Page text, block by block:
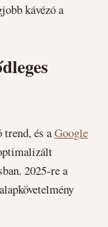
kávézó a
trend, és aGoogle
2025-re a